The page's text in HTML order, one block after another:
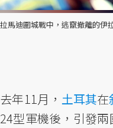
拉馬迪圍城戰中，逃竄撤離的伊
去年11月， 土耳其在
24型軍機後，引發